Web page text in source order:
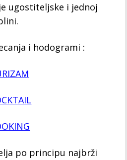
ugostiteljske i jednoj
i hodogrami :
po principu najbrži